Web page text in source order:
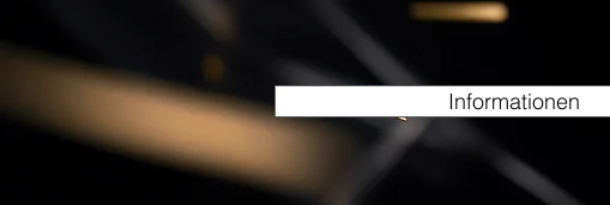
Informationen